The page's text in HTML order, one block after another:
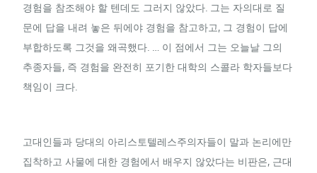
경험을 참조해야 할 텐데도 그러지 않았다. 그는 자의대로 질
문에 답을 내려 놓은 뒤에야 경험을 참고하고, 그 경험이 답에
부합하도록 그것을 왜곡했다. … 이 점에서 그는 오늘날 그의
추종자들, 즉 경험을 완전히 포기한 대학의 스콜라 학자들보다
책임이 크다.
고대인들과 당대의 아리스토텔레스주의자들이 말과 논리에만
집착하고 사물에 대한 경험에서 배우지 않았다는 비판은, 근대